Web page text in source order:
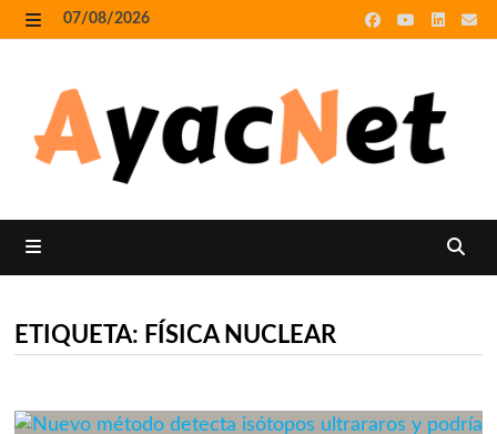
Skip
to
07/08/2026
ETIQUETA: FÍSICA NUCLEAR